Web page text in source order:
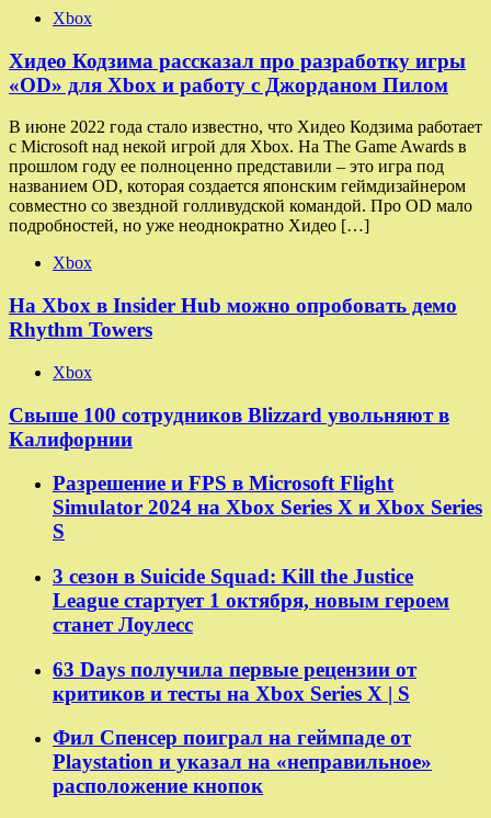
Xbox
Хидео Кодзима рассказал про разработку игры
«OD» для Xbox и работу с Джорданом Пилом
В июне 2022 года стало известно, что Хидео Кодзима работает
с Microsoft над некой игрой для Xbox. На The Game Awards в
прошлом году ее полноценно представили – это игра под
названием OD, которая создается японским геймдизайнером
совместно со звездной голливудской командой. Про OD мало
подробностей, но уже неоднократно Хидео […]
Xbox
На Xbox в Insider Hub можно опробовать демо
Rhythm Towers
Xbox
Свыше 100 сотрудников Blizzard увольняют в
Калифорнии
Разрешение и FPS в Microsoft Flight
Simulator 2024 на Xbox Series X и Xbox Series
S
3 сезон в Suicide Squad: Kill the Justice
League стартует 1 октября, новым героем
станет Лоулесс
63 Days получила первые рецензии от
критиков и тесты на Xbox Series X | S
Фил Спенсер поиграл на геймпаде от
Playstation и указал на «неправильное»
расположение кнопок